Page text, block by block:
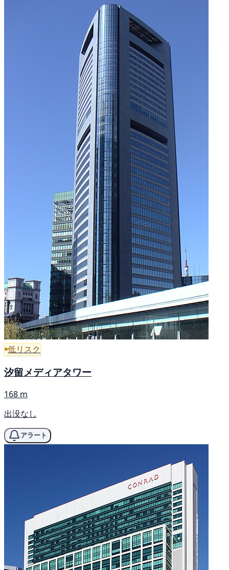
低リスク
汐留メディアタワー
168 m
出没なし
アラート